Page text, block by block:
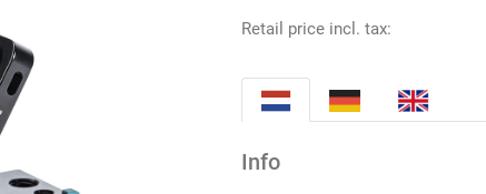
Retail price incl. tax:
Info